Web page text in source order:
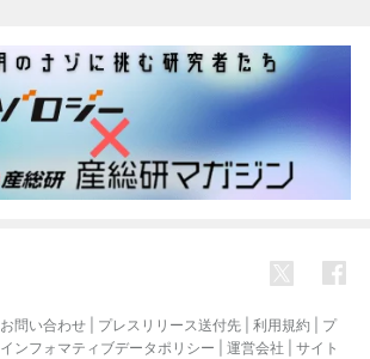
お問い合わせ プレスリリース送付先 利用規約
プ
インフォマティブデータポリシー 運営会社 サイト